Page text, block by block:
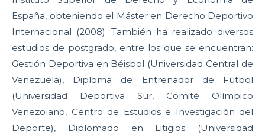
España, obteniendo el Máster en Derecho Deportivo
Internacional (2008). También ha realizado diversos
estudios de postgrado, entre los que se encuentran:
Gestión Deportiva en Béisbol (Universidad Central de
Venezuela), Diploma de Entrenador de Fútbol
(Universidad Deportiva Sur, Comité Olímpico
Venezolano, Centro de Estudios e Investigación del
Deporte), Diplomado en Litigios (Universidad